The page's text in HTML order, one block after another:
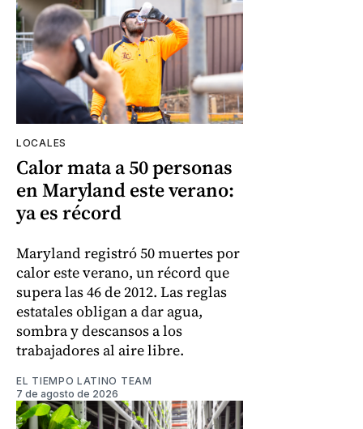
LOCALES
Calor mata a 50 personas
en Maryland este verano:
ya es récord
Maryland registró 50 muertes por
calor este verano, un récord que
supera las 46 de 2012. Las reglas
estatales obligan a dar agua,
sombra y descansos a los
trabajadores al aire libre.
EL TIEMPO LATINO TEAM
7 de agosto de 2026